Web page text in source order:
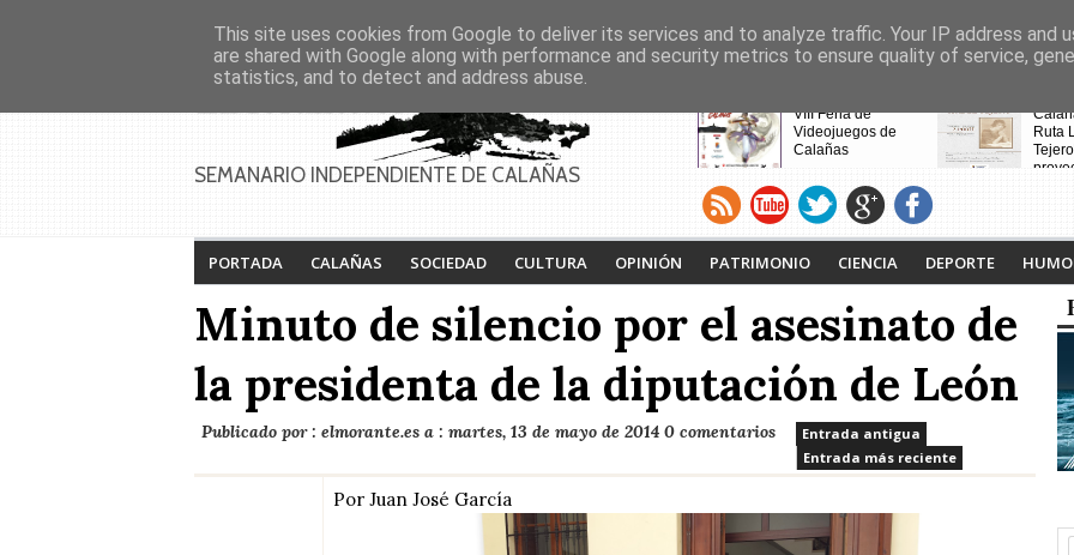
PAGINAS Inicio Contacto Anúnciate
SEMANARIO INDEPENDIENTE DE CALAÑAS
Feria de Calañas
Festival de la lucha
contra el cáncer 2026
Calañas y el Cerro de
Andévalo acogen a
vecinos de Villanueva
de la Cruces
desalojados por el
VIII Feria de
Videojuegos de
Calañas
Ruta
PORTADA CALAÑAS SOCIEDAD CULTURA OPINIÓN PATRIMONIO CIENCIA DEPORTE
Minuto de silencio por el asesinato de
la presidenta de la diputación de León
Publicado por : elmorante.es a : martes, 13 de mayo de 2014 0 comentarios
Entrada antigua
Entrada más reciente
Por Juan José García
This site uses cookies from Google to deliver its services and to analyze traffic. Your IP address and
are shared with Google along with performance and security metrics to ensure quality of service,
statistics, and to detect and address abuse.